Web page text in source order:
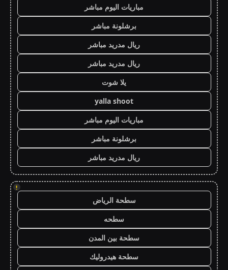
مباريات اليوم مباشر
برشلونة مباشر
ريال مدريد مباشر
ريال مدريد مباشر
يلا شوت
yalla shoot
مباريات اليوم مباشر
برشلونة مباشر
ريال مدريد مباشر
!
سطحة الرياض
سطحه
سطحة بين المدن
سطحة هيدروليك